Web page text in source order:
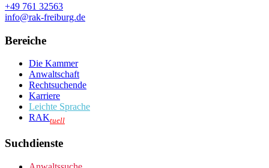
+49 761 32563
info@rak-freiburg.de
Bereiche
Die Kammer
Anwaltschaft
Rechtsuchende
Karriere
Leichte Sprache
RAKtuell
Suchdienste